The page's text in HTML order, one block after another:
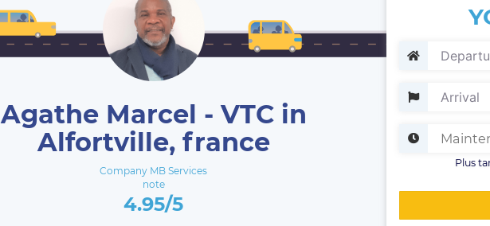
Agathe Marcel - VTC in
Alfortville, france
Company MB Services
note
4.95/5
Plus